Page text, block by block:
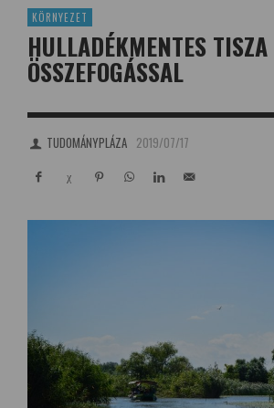
KÖRNYEZET
HULLADÉKMENTES
ÖSSZEFOGÁSSAL
TUDOMÁNYPLÁZA 2019/07/17